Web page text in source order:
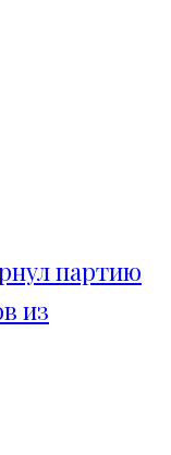
партию
из